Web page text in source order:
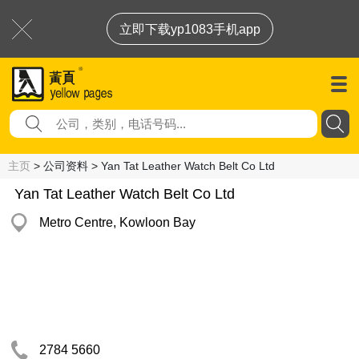
立即下载yp1083手机app
主页 > 公司资料 > Yan Tat Leather Watch Belt Co Ltd
Yan Tat Leather Watch Belt Co Ltd
Metro Centre, Kowloon Bay
2784 5660